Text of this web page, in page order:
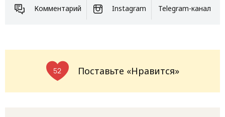
Комментарий Instagram Telegram-канал
52 Поставьте «Нравится»